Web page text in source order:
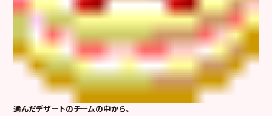
選んだデザートのチームの中から、